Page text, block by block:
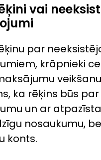
vai
par
krāpnieki
ka rēķins būs
un ar
nosaukumu,
konts.